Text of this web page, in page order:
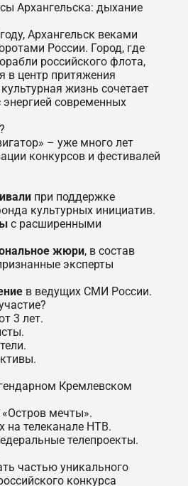
Архангельска: дыхание
Архангельск веками
России. Город, где
российского флота,
в центр притяжения
жизнь сочетает
современных
– уже много лет
конкурсов и фестивалей
при поддержке
культурных инициатив.
с расширенными
жюри, в состав
эксперты
в ведущих СМИ России.
3 лет.
Кремлевском
мечты».
на телеканале НТВ.
телепроекты.
частью уникального
конкурса